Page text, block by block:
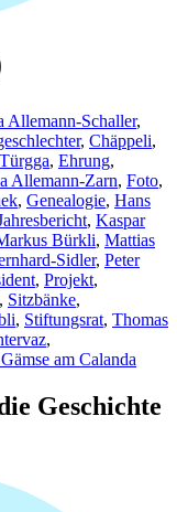
Allemann-Schaller,
, Chäppeli,
, Ehrung,
Allemann-Zarn, Foto,
, Genealogie, Hans
, Kaspar
Bürkli, Mattias
Sidler, Peter
, Projekt,
, Sitzbänke,
, Stiftungsrat, Thomas
,
am Calanda
Geschichte